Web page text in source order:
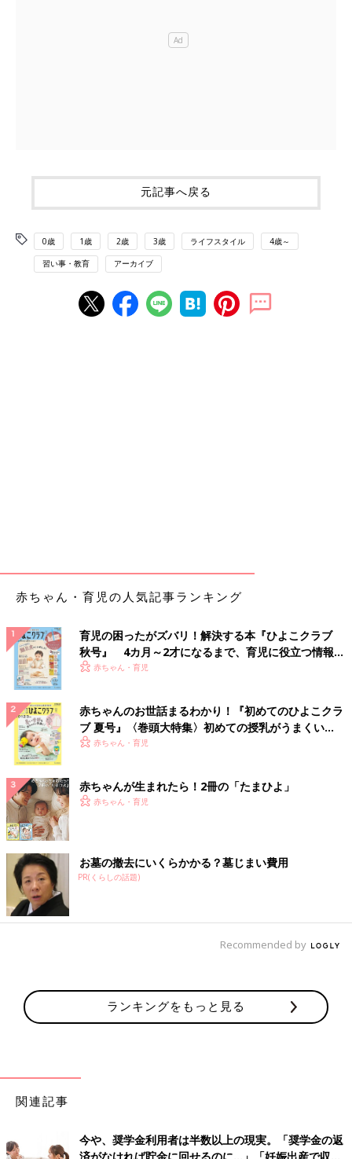
元記事へ戻る
0歳 1歳 2歳 3歳 ライフスタイル 4歳～
習い事・教育 アーカイブ
赤ちゃん・育児の人気記事ランキング
育児の困ったがズバリ！解決する本『ひよこクラブ
秋号』 4カ月～2才になるまで、育児に役立つ情報が
いっぱい！
赤ちゃん・育児
赤ちゃんのお世話まるわかり！『初めてのひよこクラ
ブ 夏号』〈巻頭大特集〉初めての授乳がうまくい
く！ おっぱい・ミルクの基本と夏のトラブル 解決テ
赤ちゃん・育児
赤ちゃんが生まれたら！2冊の「たまひよ」
赤ちゃん・育児
お墓の撤去にいくらかかる？墓じまい費用
PR(くらしの話題)
Recommended by
ランキングをもっと見る
関連記事
今や、奨学金利用者は半数以上の現実。「奨学金の返